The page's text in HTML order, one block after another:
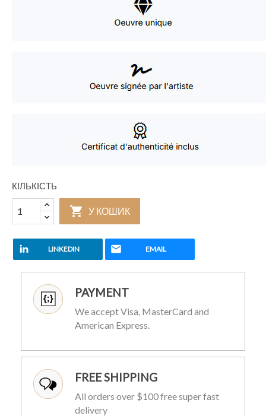
КІЛЬКІСТЬ
 У КОШИК
LINKEDIN EMAIL
PAYMENT
We accept Visa, MasterCard and
American Express.
FREE SHIPPING
All orders over $100 free super fast
delivery